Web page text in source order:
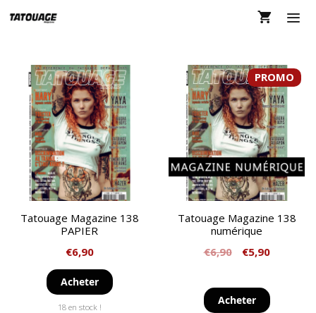
au
Tatouage Magazine 138
PAPIER
€6,90
Acheter
18 en stock !
PROMO
Tatouage Magazine 138
numérique
€6,90 €5,90
Acheter